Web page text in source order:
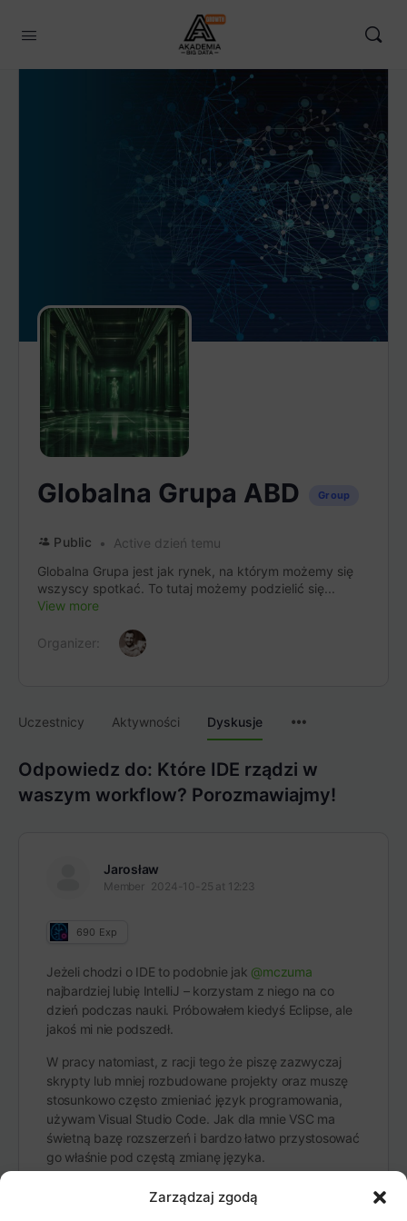
Zarządzaj zgodą
Globalna Grupa ABD Group
Public
Active dzień temu
Globalna Grupa jest jak rynek, na którym możemy się
wszyscy spotkać. To tutaj możemy podzielić się...
View more
Organizer:
Uczestnicy Aktywności Dyskusje
Odpowiedz do: Które IDE rządzi w
waszym workflow? Porozmawiajmy!
Jarosław
Member 2024-10-25 at 12:23
690 Exp
Jeżeli chodzi o IDE to podobnie jak @mczuma
najbardziej lubię IntelliJ – korzystam z niego na co
dzień podczas nauki. Próbowałem kiedyś Eclipse, ale
jakoś mi nie podszedł.
W pracy natomiast, z racji tego że piszę zazwyczaj
skrypty lub mniej rozbudowane projekty oraz muszę
stosunkowo często zmieniać język programowania,
używam Visual Studio Code. Jak dla mnie VSC ma
świetną bazę rozszerzeń i bardzo łatwo przystosować
go właśnie pod częstą zmianę języka.